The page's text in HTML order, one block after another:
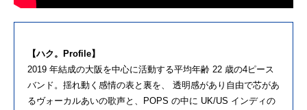
【ハク。Profile】
2019 年結成の大阪を中心に活動する平均年齢 22 歳の4ピース
バンド。揺れ動く感情の表と裏を、 透明感があり自由で芯があ
るヴォーカルあいの歌声と、POPS の中に UK/US インディの